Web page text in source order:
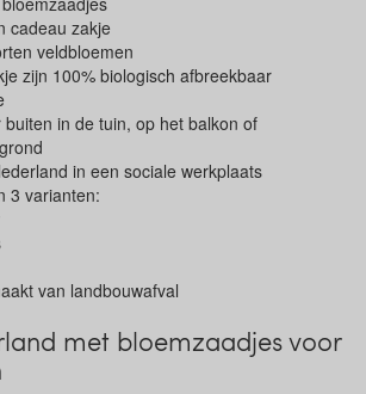
cadeau zakje
veldbloemen
zijn 100% biologisch afbreekbaar
buiten in de tuin, op het balkon of
in een sociale werkplaats
3 varianten:
van landbouwafval
met bloemzaadjes voor